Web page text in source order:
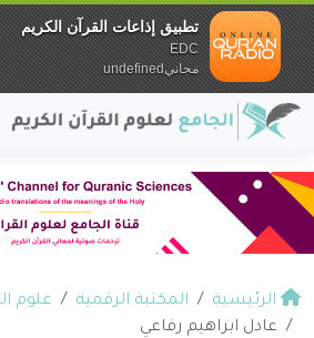
الرئيسية المكتبة الرقمية
علوم
عادل ابراهيم رفاعي
تطبيق إذاعات القرآن الكريم
EDC
مجانيundefined